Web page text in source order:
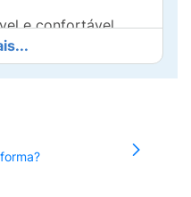
e confortável
de
amamentação uma
e confortável.